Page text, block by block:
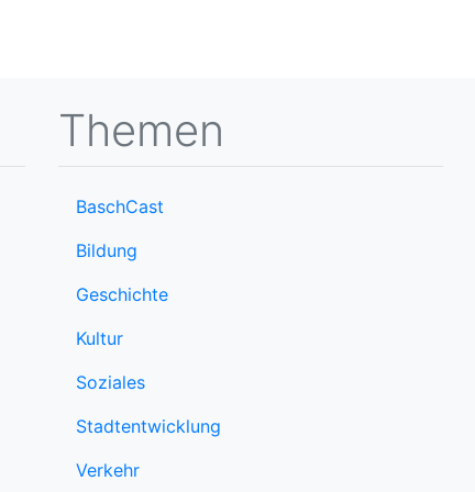
Themen
BaschCast
Bildung
Geschichte
Kultur
Soziales
Stadtentwicklung
Verkehr